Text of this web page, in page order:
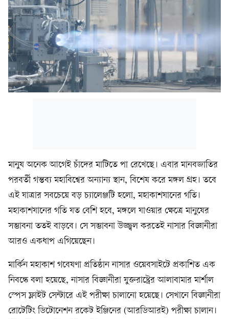
মানুষ অনেক আগেই চাঁদের মাটিতে পা রেখেছে। এবার মানবজাতির
পরবর্তী গন্তব্য মহাবিশ্বের অন্যান্য স্থান, বিশেষ করে মঙ্গল গ্রহ। তবে
এই যাত্রার সবচেয়ে বড় চ্যালেঞ্জটি হলো, মহাকাশযানের গতি।
মহাকাশযানের গতি যত বেশি হবে, মঙ্গলে যাওয়ার ক্ষেত্রে মানুষের
সম্ভাবনা ততই বাড়বে। সে সম্ভাবনা উজ্জ্বল করতেই নাসার বিজ্ঞানীরা
আরও একধাপ এগিয়েছেন।
মার্কিন মহাকাশ গবেষণা প্রতিষ্ঠান নাসার ওয়েবসাইটে প্রকাশিত এক
নিবন্ধে বলা হয়েছে, নাসার বিজ্ঞানীরা যুক্তরাষ্ট্রের আলাবামার মার্শাল
স্পেস ফ্লাইট সেন্টারে এই পরীক্ষা চালানো হয়েছে। সেখানে বিজ্ঞানীরা
রোটেটিং ডিটোনেশন রকেট ইঞ্জিনের (আরডিআরই) পরীক্ষা চালান।